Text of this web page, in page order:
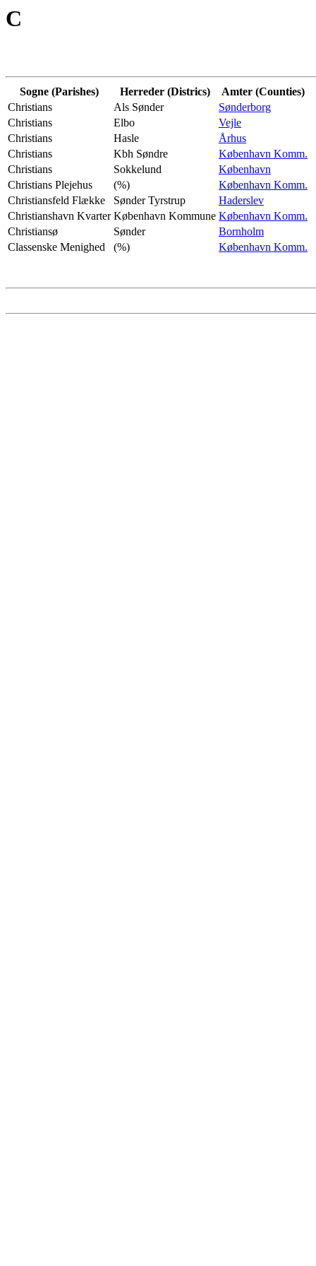
C
Sogne (Parishes) Herreder (Districs)
Amter (Counties)
Christians
Als Sønder
Sønderborg
Christians
Elbo
Vejle
Christians
Hasle
Århus
Christians
Kbh Søndre
København Komm.
Christians
Sokkelund
København
Christians Plejehus
(%)
København Komm.
Christiansfeld Flække
Sønder Tyrstrup
Haderslev
Christianshavn Kvarter København Kommune København Komm.
Christiansø
Sønder
Bornholm
Classenske Menighed
(%) København Komm.